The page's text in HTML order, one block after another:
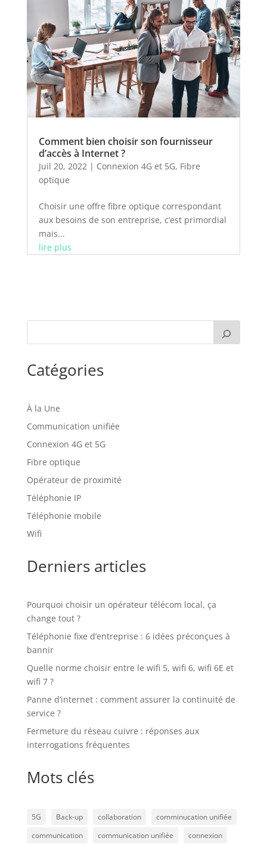
Comment bien choisir son fournisseur
d’accès à Internet ?
Juil 20, 2022| Connexion 4G et 5G, Fibre
optique
Choisir une offre fibre optique correspondant
aux besoins de son entreprise, c’est primordial
mais...
lire plus
Catégories
À la Une
Communication unifiée
Connexion 4G et 5G
Fibre optique
Opérateur de proximité
Téléphonie IP
Téléphonie mobile
Wifi
Derniers articles
Pourquoi choisir un opérateur télécom local, ça
change tout ?
Téléphonie fixe d’entreprise : 6 idées préconçues à
bannir
Quelle norme choisir entre le wifi 5, wifi 6, wifi 6E et
wifi 7 ?
Panne d’internet : comment assurer la continuité de
service ?
Fermeture du réseau cuivre : réponses aux
interrogations fréquentes
Mots clés
5G Back-up collaboration
comminucation unifiée
communication
communication unifiée
connexion